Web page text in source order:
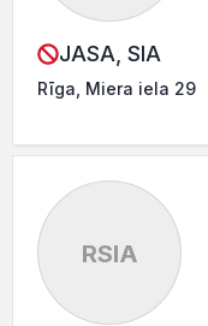
JASA, SIA
Rīga, Miera iela 29
RSIA